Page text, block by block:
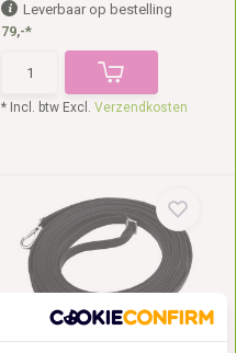
Leverbaar op bestelling
79,-*
* Incl. btw Excl. Verzendkosten